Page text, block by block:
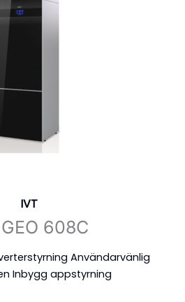
IVT
608C
Användarvänlig
Inbygg appstyrning